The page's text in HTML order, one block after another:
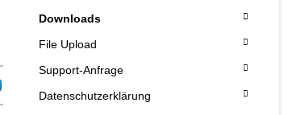
Downloads
File Upload
Support-Anfrage
Datenschutzerklärung